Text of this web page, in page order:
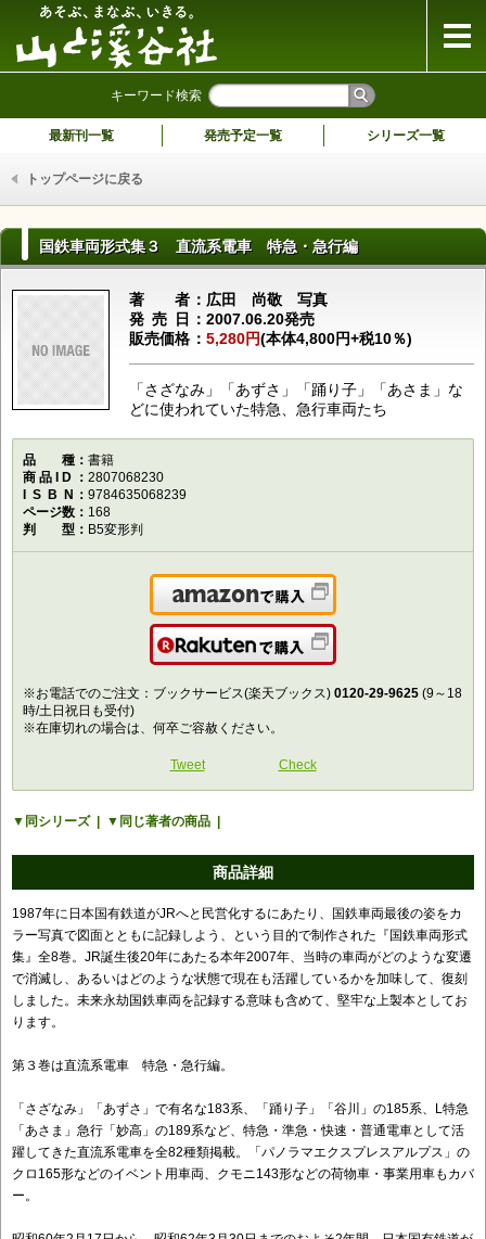
キーワード検索
最新刊一覧 発売予定一覧 シリーズ一覧
トップページに戻る
国鉄車両形式集３ 直流系電車 特急・急行編
著者広田 尚敬 写真
発売日 2007.06.20発売
販売価格
5,280円(本体4,800円+税10％)
「さざなみ」「あずさ」「踊り子」「あさま」な
どに使われていた特急、急行車両たち
品種書籍
商品ID
2807068230
ISBN
9784635068239
ページ数
168
判型B5変形判
Amazonで購入
楽天で購入
※お電話でのご注文：ブックサービス(楽天ブックス) 0120-29-9625 (9～18
時/土日祝日も受付)
※在庫切れの場合は、何卒ご容赦ください。
Tweet Check
同シリーズ 同じ著者の商品
商品詳細
1987年に日本国有鉄道がJRへと民営化するにあたり、国鉄車両最後の姿をカ
ラー写真で図面とともに記録しよう、という目的で制作された『国鉄車両形式
集』全8巻。JR誕生後20年にあたる本年2007年、当時の車両がどのような変遷
で消滅し、あるいはどのような状態で現在も活躍しているかを加味して、復刻
しました。未来永劫国鉄車両を記録する意味も含めて、堅牢な上製本としてお
ります。
第３巻は直流系電車 特急・急行編。
「さざなみ」「あずさ」で有名な183系、「踊り子」「谷川」の185系、L特急
「あさま」急行「妙高」の189系など、特急・準急・快速・普通電車として活
躍してきた直流系電車を全82種類掲載。「パノラマエクスプレスアルプス」の
クロ165形などのイベント用車両、クモニ143形などの荷物車・事業用車もカバ
ー。